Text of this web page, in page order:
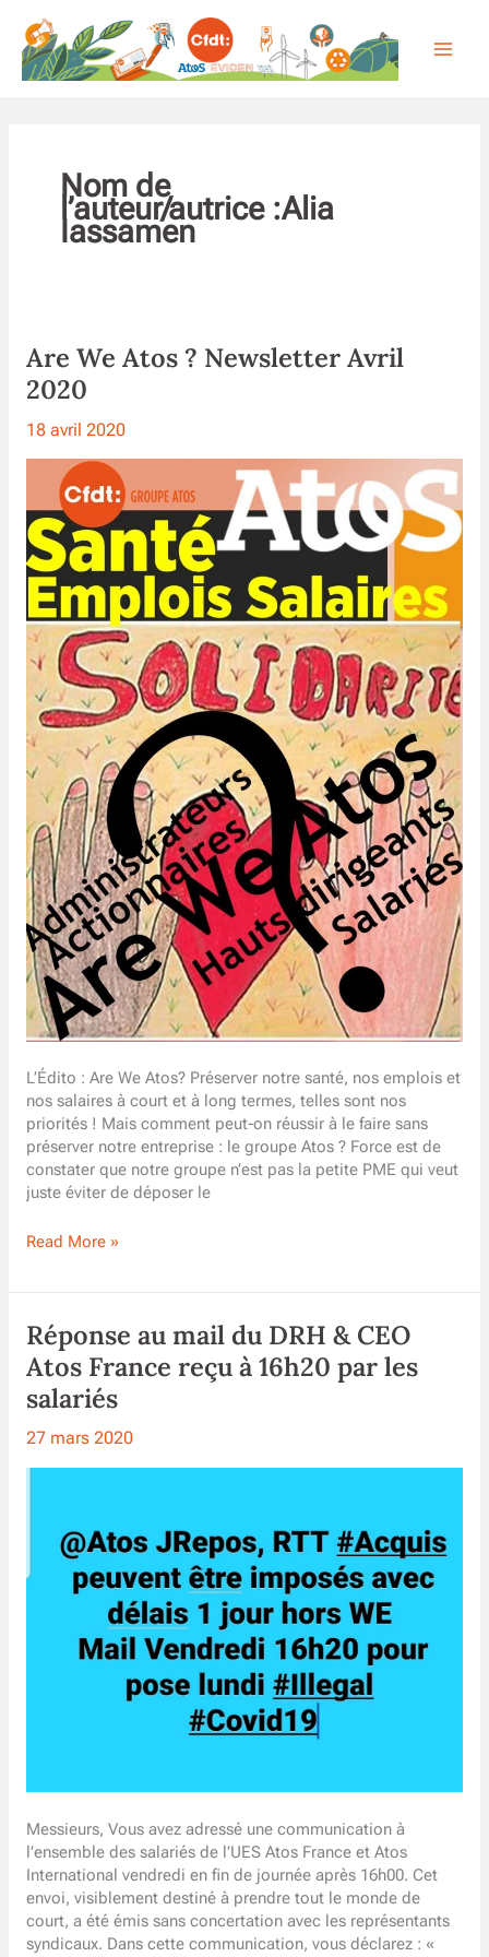
contenu
Nom de
l’auteur/autrice :Alia
Iassamen
Are We Atos ? Newsletter Avril
2020
18 avril 2020
L’Édito : Are We Atos? Préserver notre santé, nos emplois et
nos salaires à court et à long termes, telles sont nos
priorités ! Mais comment peut-on réussir à le faire sans
préserver notre entreprise : le groupe Atos ? Force est de
constater que notre groupe n’est pas la petite PME qui veut
juste éviter de déposer le
Are
Newsletter
Avril
2020
Read More »
Réponse au mail du DRH & CEO
Atos France reçu à 16h20 par les
salariés
27 mars 2020
Messieurs, Vous avez adressé une communication à
l’ensemble des salariés de l’UES Atos France et Atos
International vendredi en fin de journée après 16h00. Cet
envoi, visiblement destiné à prendre tout le monde de
court, a été émis sans concertation avec les représentants
syndicaux. Dans cette communication, vous déclarez : «